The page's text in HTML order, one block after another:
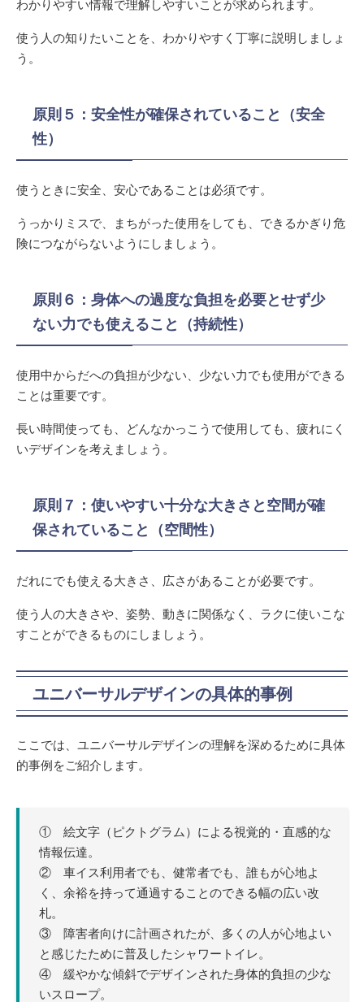
わかりやすい情報で理解しやすいことが求められます。
使う人の知りたいことを、わかりやすく丁寧に説明しましょ
う。
原則５：安全性が確保されていること（安全
性）
使うときに安全、安心であることは必須です。
うっかりミスで、まちがった使用をしても、できるかぎり危
険につながらないようにしましょう。
原則６：身体への過度な負担を必要とせず少
ない力でも使えること（持続性）
使用中からだへの負担が少ない、少ない力でも使用ができる
ことは重要です。
長い時間使っても、どんなかっこうで使用しても、疲れにく
いデザインを考えましょう。
原則７：使いやすい十分な大きさと空間が確
保されていること（空間性）
だれにでも使える大きさ、広さがあることが必要です。
使う人の大きさや、姿勢、動きに関係なく、ラクに使いこな
すことができるものにしましょう。
ユニバーサルデザインの具体的事例
ここでは、ユニバーサルデザインの理解を深めるために具体
的事例をご紹介します。
① 絵文字（ピクトグラム）による視覚的・直感的な
情報伝達。
② 車イス利用者でも、健常者でも、誰もが心地よ
く、余裕を持って通過することのできる幅の広い改
札。
③ 障害者向けに計画されたが、多くの人が心地よい
と感じたために普及したシャワートイレ。
④ 緩やかな傾斜でデザインされた身体的負担の少な
いスロープ。